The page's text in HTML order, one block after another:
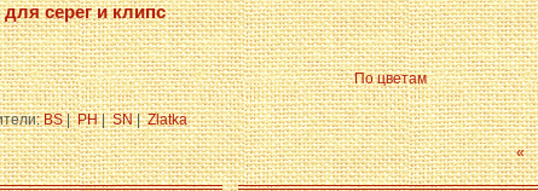
серег и клипс
По цветам
BS| PH| SN| Zlatka
«